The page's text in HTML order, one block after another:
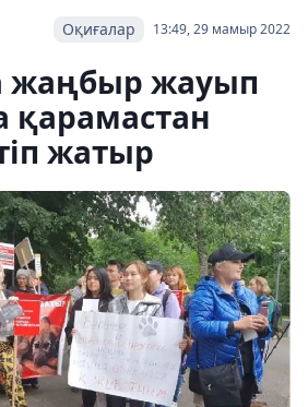
13:49, 29 мамыр 2022
Оқиғалар
жаңбыр жауып
қарамастан
жатыр